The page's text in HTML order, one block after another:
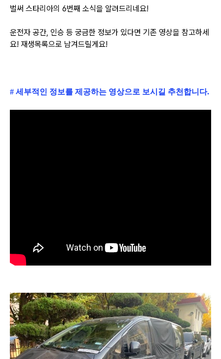
벌써 스타리아의 6번째 소식을 알려드리네요!
운전자 공간, 인승 등 궁금한 정보가 있다면 기존 영상을 참고하세
요! 재생목록으로 남겨드릴게요!
# 세부적인 정보를 제공하는 영상으로 보시길 추천합니다.